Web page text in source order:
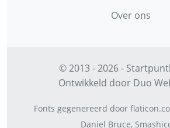
Over ons
© 2013 - 2026 -
Ontwikkeld door Duo
Fonts gegenereerd door
Daniel Bruce,